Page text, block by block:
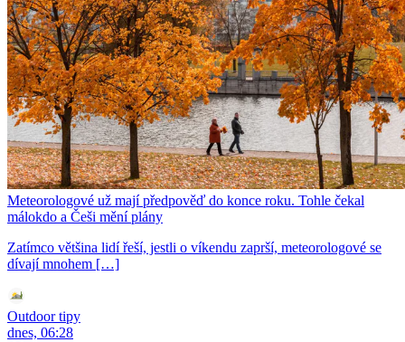
Meteorologové už mají předpověď do konce roku. Tohle čekal
málokdo a Češi mění plány
Zatímco většina lidí řeší, jestli o víkendu zaprší, meteorologové se
dívají mnohem […]
Outdoor tipy
dnes, 06:28